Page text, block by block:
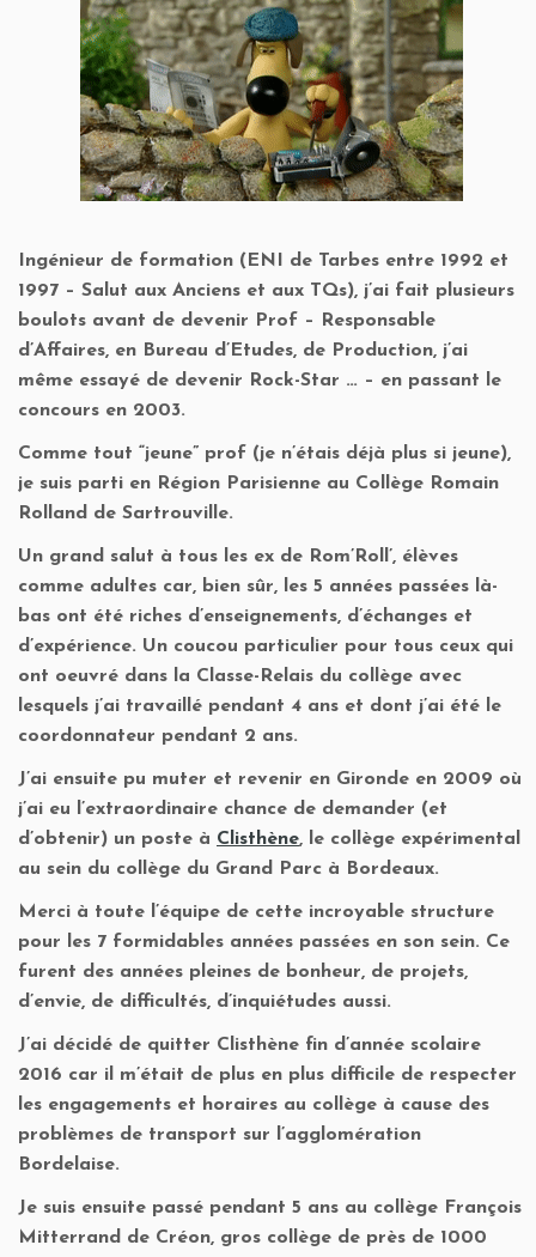
Ingénieur de formation (ENI de Tarbes entre 1992 et
1997 – Salut aux Anciens et aux TQs), j’ai fait plusieurs
boulots avant de devenir Prof – Responsable
d’Affaires, en Bureau d’Etudes, de Production, j’ai
même essayé de devenir Rock-Star … – en passant le
concours en 2003.
Comme tout “jeune” prof (je n’étais déjà plus si jeune),
je suis parti en Région Parisienne au Collège Romain
Rolland de Sartrouville.
Un grand salut à tous les ex de Rom’Roll’, élèves
comme adultes car, bien sûr, les 5 années passées là-
bas ont été riches d’enseignements, d’échanges et
d’expérience. Un coucou particulier pour tous ceux qui
ont oeuvré dans la Classe-Relais du collège avec
lesquels j’ai travaillé pendant 4 ans et dont j’ai été le
coordonnateur pendant 2 ans.
J’ai ensuite pu muter et revenir en Gironde en 2009 où
j’ai eu l’extraordinaire chance de demander (et
d’obtenir) un poste à Clisthène, le collège expérimental
au sein du collège du Grand Parc à Bordeaux.
Merci à toute l’équipe de cette incroyable structure
pour les 7 formidables années passées en son sein. Ce
furent des années pleines de bonheur, de projets,
d’envie, de difficultés, d’inquiétudes aussi.
J’ai décidé de quitter Clisthène fin d’année scolaire
2016 car il m’était de plus en plus difficile de respecter
les engagements et horaires au collège à cause des
problèmes de transport sur l’agglomération
Bordelaise.
Je suis ensuite passé pendant 5 ans au collège François
Mitterrand de Créon, gros collège de près de 1000